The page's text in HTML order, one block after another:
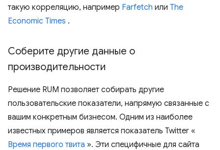
такую ​​корреляцию, например Farfetch или The
Economic Times .
Соберите другие данные о
производительности
Решение RUM позволяет собирать другие
пользовательские показатели, напрямую связанные с
вашим конкретным бизнесом. Одним из наиболее
известных примеров является показатель Twitter «
Время первого твита ». Эти специфичные для сайта